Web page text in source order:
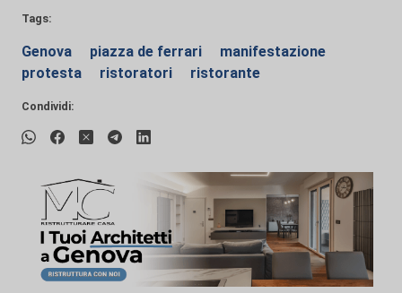
Tags:
Genova piazza de ferrari
manifestazione
protesta
ristoratori ristorante
Condividi: